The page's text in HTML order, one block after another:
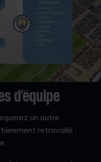
d’équipe
un autre
retravaillé :